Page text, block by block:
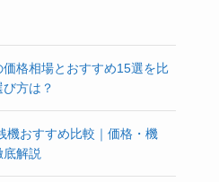
価格相場とおすすめ15選を比
方は？
機おすすめ比較｜価格・機
解説